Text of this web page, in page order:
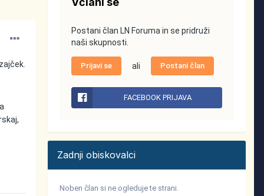
Postani član LN Foruma in se pridruži
naši skupnosti.
Prijavi se ali Postani član
FACEBOOK PRIJAVA
Zadnji obiskovalci
Noben član si ne ogleduje te strani.